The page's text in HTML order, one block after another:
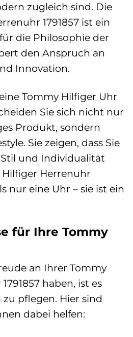
zugleich sind. Die
1791857 ist ein
die Philosophie der
den Anspruch an
Innovation.
Tommy Hilfiger Uhr
Sie sich nicht nur
Produkt, sondern
Sie zeigen, dass Sie
und Individualität
Hilfiger Herrenuhr
nur eine Uhr – sie ist ein
für Ihre Tommy
an Ihrer Tommy
haben, ist es
pflegen. Hier sind
dabei helfen: